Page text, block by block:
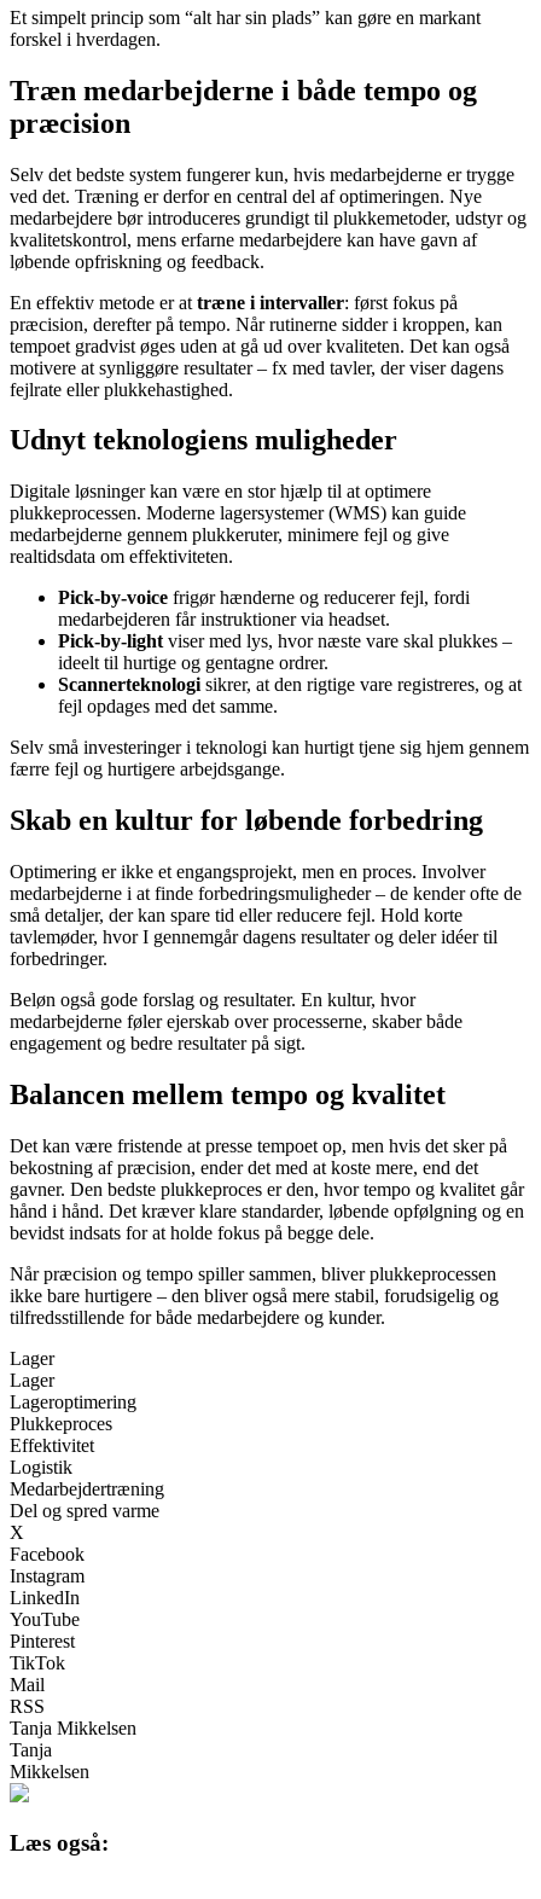
Et simpelt princip som “alt har sin plads” kan gøre en markant
forskel i hverdagen.
Træn medarbejderne i både tempo og
præcision
Selv det bedste system fungerer kun, hvis medarbejderne er trygge
ved det. Træning er derfor en central del af optimeringen. Nye
medarbejdere bør introduceres grundigt til plukkemetoder, udstyr og
kvalitetskontrol, mens erfarne medarbejdere kan have gavn af
løbende opfriskning og feedback.
En effektiv metode er at træne i intervaller: først fokus på
præcision, derefter på tempo. Når rutinerne sidder i kroppen, kan
tempoet gradvist øges uden at gå ud over kvaliteten. Det kan også
motivere at synliggøre resultater – fx med tavler, der viser dagens
fejlrate eller plukkehastighed.
Udnyt teknologiens muligheder
Digitale løsninger kan være en stor hjælp til at optimere
plukkeprocessen. Moderne lagersystemer (WMS) kan guide
medarbejderne gennem plukkeruter, minimere fejl og give
realtidsdata om effektiviteten.
Pick-by-voice frigør hænderne og reducerer fejl, fordi
medarbejderen får instruktioner via headset.
Pick-by-light viser med lys, hvor næste vare skal plukkes –
ideelt til hurtige og gentagne ordrer.
Scannerteknologi sikrer, at den rigtige vare registreres, og at
fejl opdages med det samme.
Selv små investeringer i teknologi kan hurtigt tjene sig hjem gennem
færre fejl og hurtigere arbejdsgange.
Skab en kultur for løbende forbedring
Optimering er ikke et engangsprojekt, men en proces. Involver
medarbejderne i at finde forbedringsmuligheder – de kender ofte de
små detaljer, der kan spare tid eller reducere fejl. Hold korte
tavlemøder, hvor I gennemgår dagens resultater og deler idéer til
forbedringer.
Beløn også gode forslag og resultater. En kultur, hvor
medarbejderne føler ejerskab over processerne, skaber både
engagement og bedre resultater på sigt.
Balancen mellem tempo og kvalitet
Det kan være fristende at presse tempoet op, men hvis det sker på
bekostning af præcision, ender det med at koste mere, end det
gavner. Den bedste plukkeproces er den, hvor tempo og kvalitet går
hånd i hånd. Det kræver klare standarder, løbende opfølgning og en
bevidst indsats for at holde fokus på begge dele.
Når præcision og tempo spiller sammen, bliver plukkeprocessen
ikke bare hurtigere – den bliver også mere stabil, forudsigelig og
tilfredsstillende for både medarbejdere og kunder.
Lager
Lager
Lageroptimering
Plukkeproces
Effektivitet
Logistik
Medarbejdertræning
Del og spred varme
X
Facebook
Instagram
LinkedIn
YouTube
Pinterest
TikTok
Mail
RSS
Tanja Mikkelsen
Tanja
Mikkelsen
Læs også: